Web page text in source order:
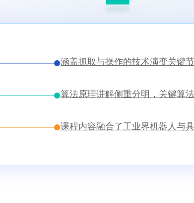
涵盖抓取与操作的技术演变关键
算法原理讲解侧重分明，关键算
课程内容融合了工业界机器人与